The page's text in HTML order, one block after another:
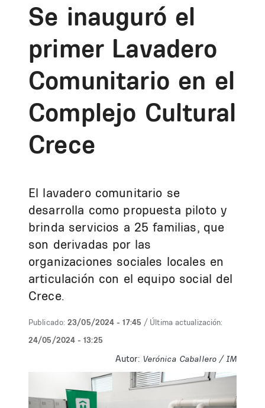
Se inauguró el
primer Lavadero
Comunitario en el
Complejo Cultural
Crece
El lavadero comunitario se
desarrolla como propuesta piloto y
brinda servicios a 25 familias, que
son derivadas por las
organizaciones sociales locales en
articulación con el equipo social del
Crece.
Publicado: 23/05/2024 - 17:45 / Última actualización:
24/05/2024 - 13:25
Autor: Verónica Caballero / IM